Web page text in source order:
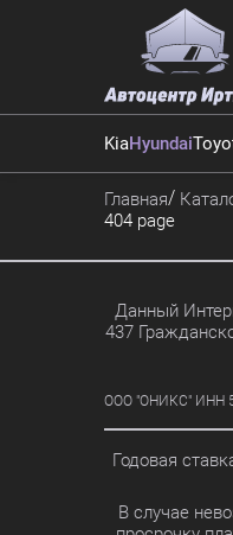
KiaHyundai
Главная
404 page
Данный
437
ООО "ОНИКС" ИНН
Годовая
В случае